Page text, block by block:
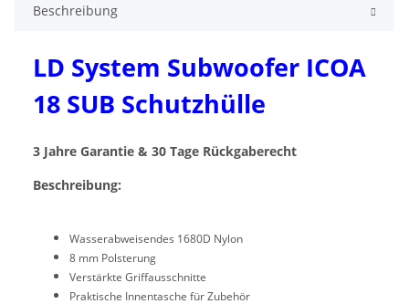
Beschreibung
LD System Subwoofer ICOA
18 SUB Schutzhülle
3 Jahre Garantie & 30 Tage Rückgaberecht
Beschreibung:
Wasserabweisendes 1680D Nylon
8 mm Polsterung
Verstärkte Griffausschnitte
Praktische Innentasche für Zubehör